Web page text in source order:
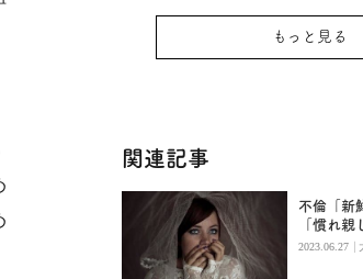
もっと見る
関連記事
不倫「新
「慣れ親
2023.06.27 |